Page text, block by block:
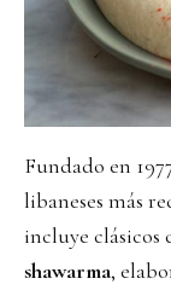
Fundado en
libaneses más
incluye clásicos
shawarma,